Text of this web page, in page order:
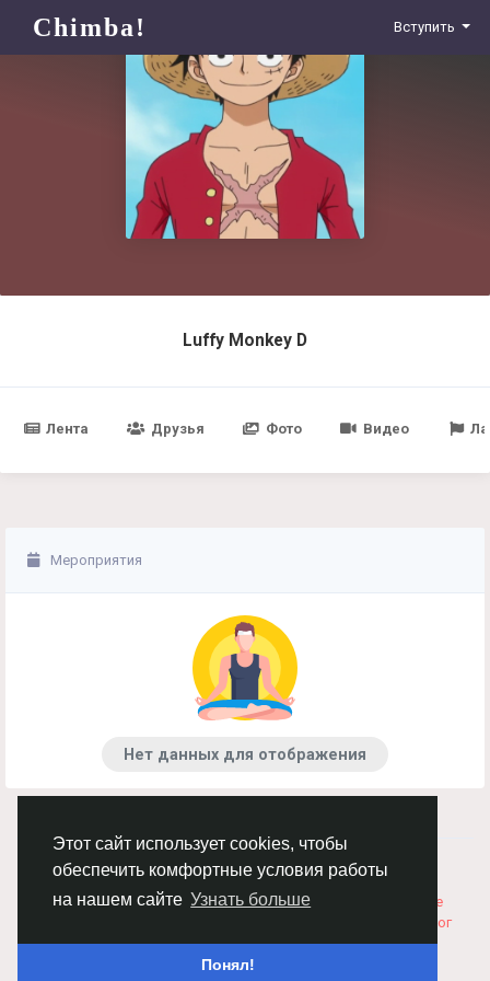
Этот сайт использует cookies, чтобы
обеспечить комфортные условия работы
на нашем сайте Узнать больше
Понял!
Chimba! Вступить
Luffy Monkey D
Лента Друзья Фото Видео
Мероприятия
Нет данных для отображения
© 2026 Chimba!
Русский
Правила размещения и покупки товаров
Как добавить
вакансию
Правила размещения статей
Соглашение
Каталог